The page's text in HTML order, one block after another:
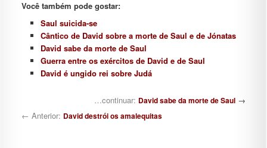
Você também pode gostar:
Saul suicida-se
Cântico de David sobre a morte de Saul e de Jónatas
David sabe da morte de Saul
Guerra entre os exércitos de David e de Saul
David é ungido rei sobre Judá
…continuar: David sabe da morte de Saul →
← Anterior: David destrói os amalequitas